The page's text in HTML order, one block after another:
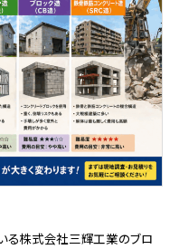
る株式会社三輝工業のブロ